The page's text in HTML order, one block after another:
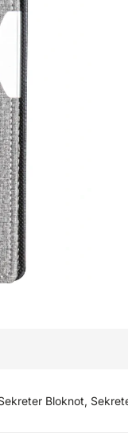
Bloknot,